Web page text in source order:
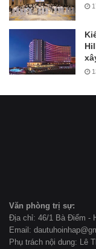
Văn phòng trị sự:
Địa chỉ: 46/1 Bà Điểm -
Email:
Phụ trách nội dung: Lê